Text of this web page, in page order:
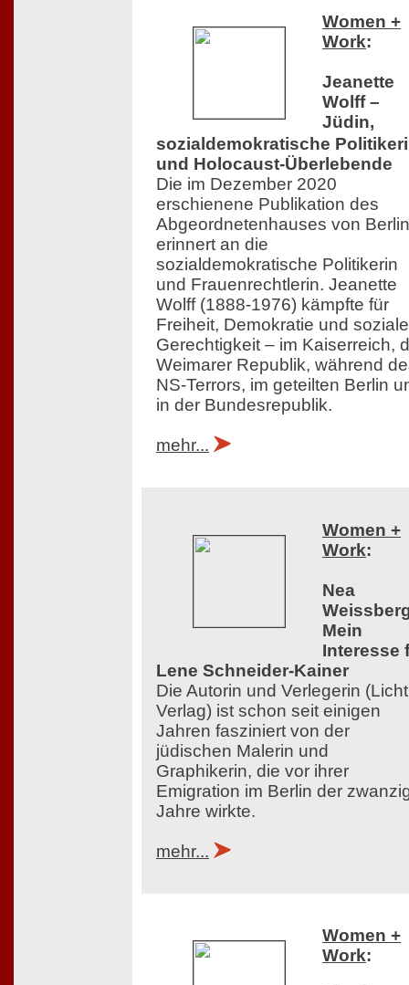
Women +
Work:
Jeanette
Wolff –
Jüdin,
sozialdemokratische
und Holocaust-Überlebende
Die im Dezember 2020
erschienene Publikation des
Abgeordnetenhauses von Berlin
erinnert an die
sozialdemokratische Politikerin
und Frauenrechtlerin. Jeanette
Wolff (1888-1976) kämpfte für
Freiheit, Demokratie und soziale
Gerechtigkeit – im Kaiserreich,
Weimarer Republik, während
NS-Terrors, im geteilten Berlin
in der Bundesrepublik.
mehr...
Women +
Work:
Nea
Mein
Interesse
Lene Schneider-Kainer
Die Autorin und Verlegerin
Verlag) ist schon seit einigen
Jahren fasziniert von der
jüdischen Malerin und
Graphikerin, die vor ihrer
Emigration im Berlin der
Jahre wirkte.
mehr...
Women +
Work: